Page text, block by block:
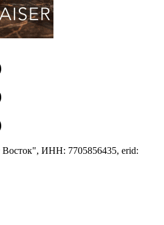
ИНН: 7705856435, erid: